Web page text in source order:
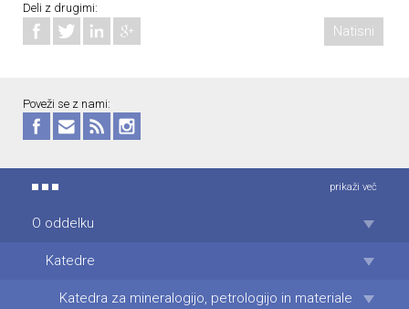
Deli z drugimi:
Natisni
Poveži se z nami:
prikaži več
O oddelku
Katedre
Katedra za mineralogijo, petrologijo in materiale